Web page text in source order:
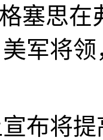
塞思
军将
布将